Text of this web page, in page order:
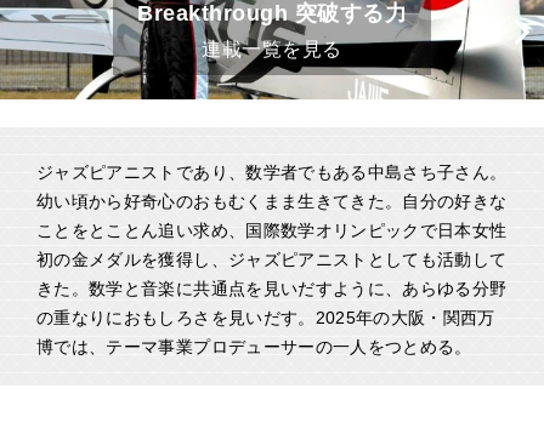
Breakthrough 突破する力
連載一覧を見る
ジャズピアニストであり、数学者でもある中島さち子さん。
幼い頃から好奇心のおもむくまま生きてきた。自分の好きな
ことをとことん追い求め、国際数学オリンピックで日本女性
初の金メダルを獲得し、ジャズピアニストとしても活動して
きた。数学と音楽に共通点を見いだすように、あらゆる分野
の重なりにおもしろさを見いだす。2025年の大阪・関西万
博では、テーマ事業プロデューサーの一人をつとめる。